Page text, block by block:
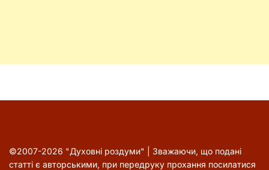
©2007-2026 "Духовні роздуми" | Зважаючи, що подані
статті є авторськими, при передруку прохання посилатися